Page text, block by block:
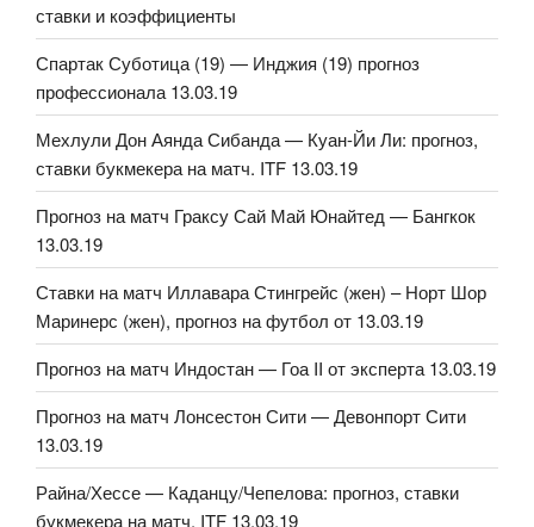
ставки и коэффициенты
Спартак Суботица (19) — Инджия (19) прогноз
профессионала 13.03.19
Мехлули Дон Аянда Сибанда — Куан-Йи Ли: прогноз,
ставки букмекера на матч. ITF 13.03.19
Прогноз на матч Граксу Сай Май Юнайтед — Бангкок
13.03.19
Ставки на матч Иллавара Стингрейс (жен) – Норт Шор
Маринерс (жен), прогноз на футбол от 13.03.19
Прогноз на матч Индостан — Гоа II от эксперта 13.03.19
Прогноз на матч Лонсестон Сити — Девонпорт Сити
13.03.19
Райна/Хессе — Каданцу/Чепелова: прогноз, ставки
букмекера на матч. ITF 13.03.19